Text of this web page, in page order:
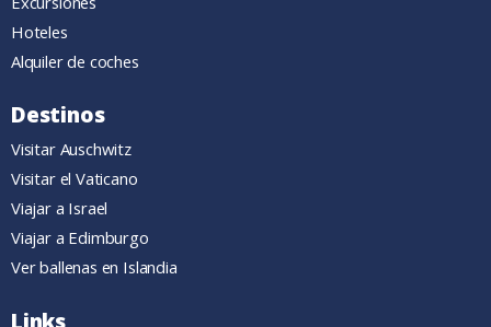
Hoteles
Alquiler de coches
Destinos
Visitar Auschwitz
Visitar el Vaticano
Viajar a Israel
Viajar a Edimburgo
Ver ballenas en Islandia